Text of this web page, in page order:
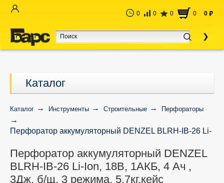
0 0 0 0 0 руб
Каталог
Каталог Инструменты Строительные Перфораторы
Перфоратор аккумуляторный DENZEL BLRH-IB-26 Li-
Перфоратор аккумуляторный DENZEL
BLRH-IB-26 Li-Ion, 18В, 1АКБ, 4 Ач ,
3Дж, б/щ, 3 режима, 5,7кг,кейс